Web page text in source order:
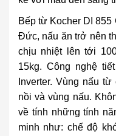
Bếp từ Kocher DI 855
Đức, nấu ăn trở nên
chịu nhiệt lên tới
15kg. Công nghệ
Inverter. Vùng nấu
nồi và vùng nấu.
về tính những tính
minh như: chế độ